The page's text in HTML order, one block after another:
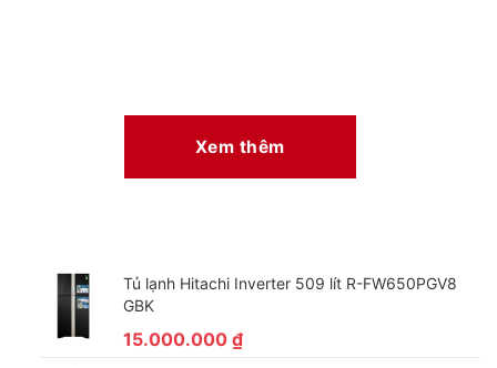
Xem thêm
Tủ lạnh Hitachi Inverter 509 lít R-FW650PGV8
GBK
15.000.000 ₫